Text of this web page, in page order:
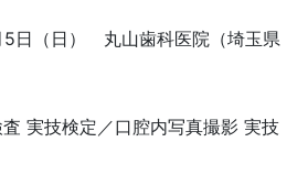
5日（日） 丸山歯科医院（埼玉県
実技検定／口腔内写真撮影 実技